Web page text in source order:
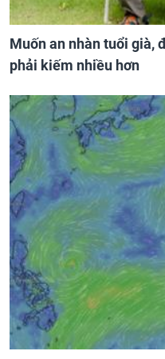
Muốn an nhàn tuổi già,
phải kiếm nhiều hơn